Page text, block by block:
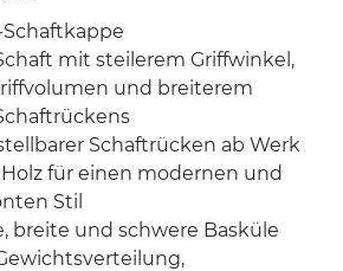
mit steilerem Griffwinkel,
und breiterem
Schaftrücken ab Werk
für einen modernen und
Stil
breite und schwere Basküle